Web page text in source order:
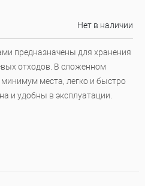
Нет в наличии
предназначены для хранения
отходов. В сложенном
места, легко и быстро
и удобны в эксплуатации.